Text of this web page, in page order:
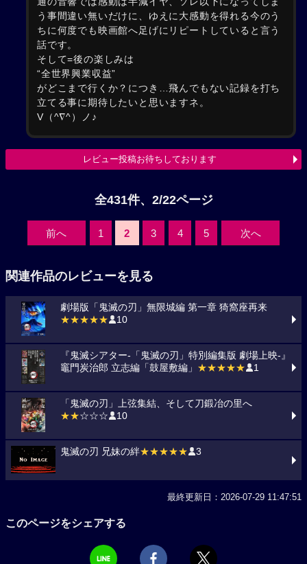
う事間違い無いだけに、ゆえに大感動を得れる今のう
ちに何度でも映画館へ足げにリピートしていると言う
話です。
そして=後の楽しみは
“全世界興業収益”
がどこまで行くか？につき…飛んでもない記録を打ち
立てる事に期待したいと思いますネ。
V（^∇^）ノ♪
レビュー投稿お待ちしております
全431件、2/22ページ
前へ 1 2 3 4 5 次へ
関連作品のレビューを見る
劇場版「鬼滅の刃」無限城編 第一章 猗窩座再来
★★★★★
10
『鬼滅シアター-「鬼滅の刃」特別編集版 劇場上映-』
竈門炭治郎 立志編「鼓屋敷編」 ★★★★★ 1
「鬼滅の刃」上弦集結、そして刀鍛冶の里へ
★★☆☆☆ 10
鬼滅の刃 兄妹の絆★★★★★ 3
最終更新日：2026-07-29 11:47:51
このページをシェアする